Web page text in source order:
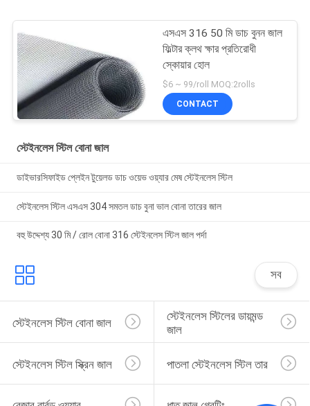
এসএস 316 50 মি ডাচ বুনন জাল
ফিল্টার ক্লথ ক্ষার প্রতিরোধী
স্কোয়ার হোল
$6 ~ 99/roll MOQ:2rolls
CONTACT
স্টেইনলেস স্টিল বোনা জাল
ডাইভারসিফাইড প্লেইন টুয়েলড ডাচ ওয়েভ ওয়্যার মেষ স্টেইনলেস স্টিল
স্টেইনলেস স্টিল এসএস 304 সমতল ডাচ বুনা ভাল বোনা তারের জাল
বহু উদ্দেশ্য 30 মি / রোল বোনা 316 স্টেইনলেস স্টিল জাল পর্দা
সব
স্টেইনলেস স্টিল বোনা জাল
স্টেইনলেস স্টিলের ডায়মন্ড
জাল
স্টেইনলেস স্টিল স্ক্রিন জাল পাতলা স্টেইনলেস স্টিল তার